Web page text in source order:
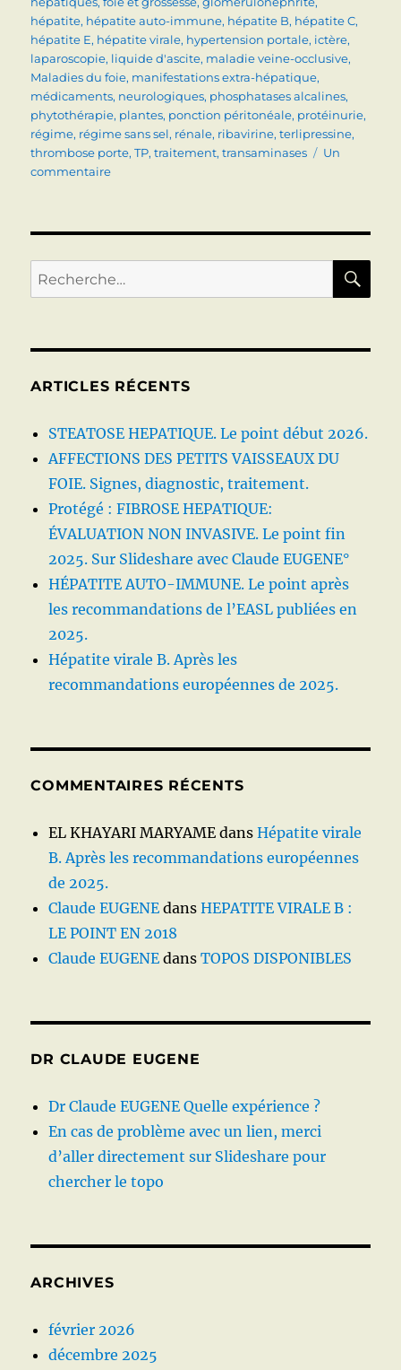
hépatite, hépatite auto-immune, hépatite B, hépatite C,
hépatite E, hépatite virale, hypertension portale, ictère,
laparoscopie, liquide d'ascite, maladie veine-occlusive,
Maladies du foie, manifestations extra-hépatique,
médicaments, neurologiques, phosphatases alcalines,
phytothérapie, plantes, ponction péritonéale, protéinurie,
régime, régime sans sel, rénale, ribavirine,terlipressine,
thrombose porte,TP,traitement,transaminases
Un
commentairesur
Recherche
pour :
ARTICLES RÉCENTS
STEATOSE HEPATIQUE. Le point début 2026.
AFFECTIONS DES PETITS VAISSEAUX DU
FOIE. Signes, diagnostic, traitement.
Protégé : FIBROSE HEPATIQUE:
ÉVALUATION NON INVASIVE. Le point fin
2025. Sur Slideshare avec Claude EUGENE°
HÉPATITE AUTO-IMMUNE. Le point après
les recommandations de l’EASL publiées en
2025.
Hépatite virale B. Après les
recommandations européennes de 2025.
COMMENTAIRES RÉCENTS
EL KHAYARI MARYAME dansHépatite virale
B. Après les recommandations européennes
de 2025.
Claude EUGENE dansHEPATITE VIRALE B :
LE POINT EN 2018
Claude EUGENE dansTOPOS DISPONIBLES
DR CLAUDE EUGENE
Dr Claude EUGENE Quelle expérience ?
En cas de problème avec un lien, merci
d’aller directement sur Slideshare pour
chercher le topo
ARCHIVES
février 2026
décembre 2025